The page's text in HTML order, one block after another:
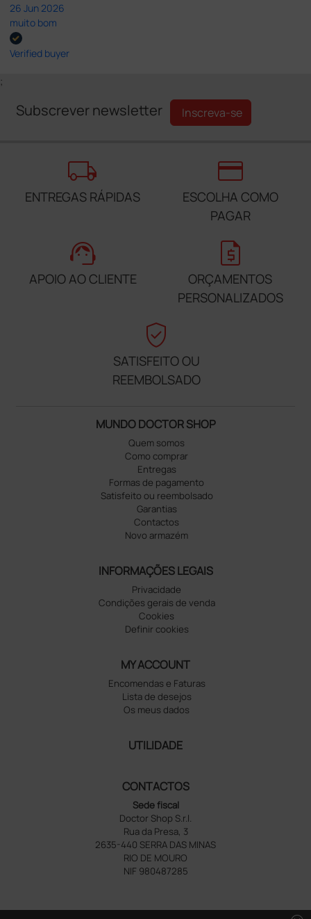
26 Jun 2026
muito bom
Verified buyer
;
Subscrever newsletter Inscreva-se
local_shipping
ENTREGAS RÁPIDAS
credit_card
ESCOLHA COMO
PAGAR
support_agent
APOIO AO CLIENTE
request_quote
ORÇAMENTOS
PERSONALIZADOS
verified_user
SATISFEITO OU
REEMBOLSADO
MUNDO DOCTOR SHOP
Quem somos
Como comprar
Entregas
Formas de pagamento
Satisfeito ou reembolsado
Garantias
Contactos
Novo armazém
INFORMAÇÕES LEGAIS
Privacidade
Condições gerais de venda
Cookies
Definir cookies
MY ACCOUNT
Encomendas e Faturas
Lista de desejos
Os meus dados
UTILIDADE
CONTACTOS
Sede fiscal
Doctor Shop S.r.l.
Rua da Presa, 3
2635-440 SERRA DAS MINAS
RIO DE MOURO
NIF 980487285